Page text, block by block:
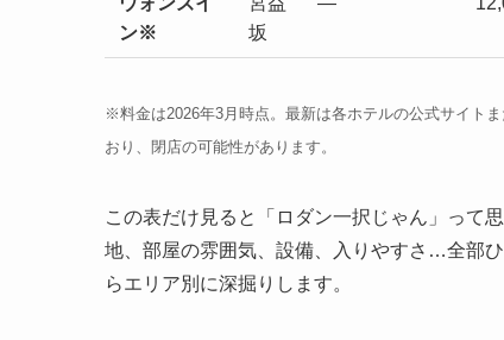
ン※
坂
※料金は2026年3月時点。最新は各ホテルの公式サイト
おり、閉店の可能性があります。
この表だけ見ると「ロダン一択じゃん」って
地、部屋の雰囲気、設備、入りやすさ…全部
らエリア別に深掘りします。